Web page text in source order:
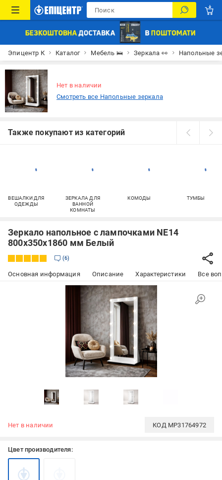
Эпицентр К Каталог Мебель 🛌 Зеркала 👀 Напольные
Нет в наличии
Смотреть все Напольные зеркала
Также покупают из категорий
ВЕШАЛКИ ДЛЯ
ОДЕЖДЫ
ЗЕРКАЛА ДЛЯ
ВАННОЙ
КОМНАТЫ
КОМОДЫ ТУМБЫ
Зеркало напольное с лампочками NE14
800x350x1860 мм Белый
6
Основная информация Описание Характеристики Все
Нет в наличии КОД MP31764972
Цвет производителя: